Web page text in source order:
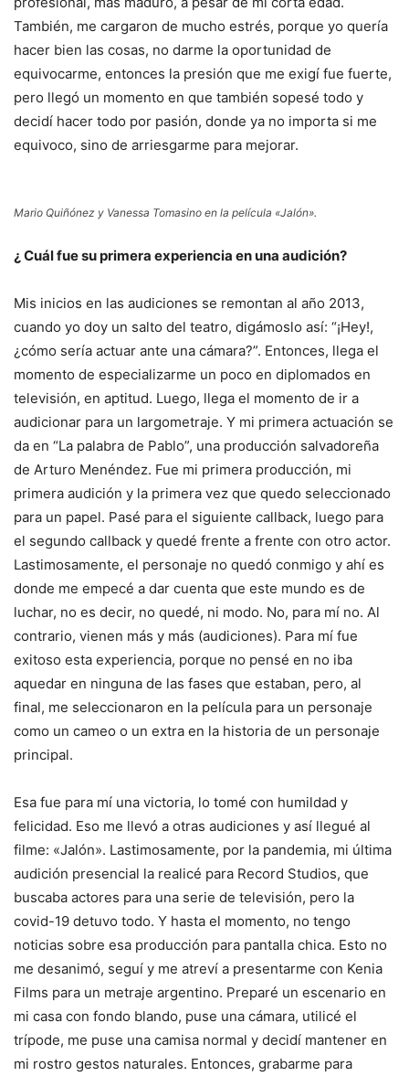
También, me cargaron de mucho estrés, porque yo quería
hacer bien las cosas, no darme la oportunidad de
equivocarme, entonces la presión que me exigí fue fuerte,
pero llegó un momento en que también sopesé todo y
decidí hacer todo por pasión, donde ya no importa si me
equivoco, sino de arriesgarme para mejorar.
Mario Quiñónez y Vanessa Tomasino en la película «Jalón».
¿ Cuál fue su primera experiencia en una audición?
Mis inicios en las audiciones se remontan al año 2013,
cuando yo doy un salto del teatro, digámoslo así: “¡Hey!,
¿cómo sería actuar ante una cámara?”. Entonces, llega el
momento de especializarme un poco en diplomados en
televisión, en aptitud. Luego, llega el momento de ir a
audicionar para un largometraje. Y mi primera actuación se
da en “La palabra de Pablo”, una producción salvadoreña
de Arturo Menéndez. Fue mi primera producción, mi
primera audición y la primera vez que quedo seleccionado
para un papel. Pasé para el siguiente callback, luego para
el segundo callback y quedé frente a frente con otro actor.
Lastimosamente, el personaje no quedó conmigo y ahí es
donde me empecé a dar cuenta que este mundo es de
luchar, no es decir, no quedé, ni modo. No, para mí no. Al
contrario, vienen más y más (audiciones). Para mí fue
exitoso esta experiencia, porque no pensé en no iba
aquedar en ninguna de las fases que estaban, pero, al
final, me seleccionaron en la película para un personaje
como un cameo o un extra en la historia de un personaje
principal.
Esa fue para mí una victoria, lo tomé con humildad y
felicidad. Eso me llevó a otras audiciones y así llegué al
filme: «Jalón». Lastimosamente, por la pandemia, mi última
audición presencial la realicé para Record Studios, que
buscaba actores para una serie de televisión, pero la
covid-19 detuvo todo. Y hasta el momento, no tengo
noticias sobre esa producción para pantalla chica. Esto no
me desanimó, seguí y me atreví a presentarme con Kenia
Films para un metraje argentino. Preparé un escenario en
mi casa con fondo blando, puse una cámara, utilicé el
trípode, me puse una camisa normal y decidí mantener en
mi rostro gestos naturales. Entonces, grabarme para